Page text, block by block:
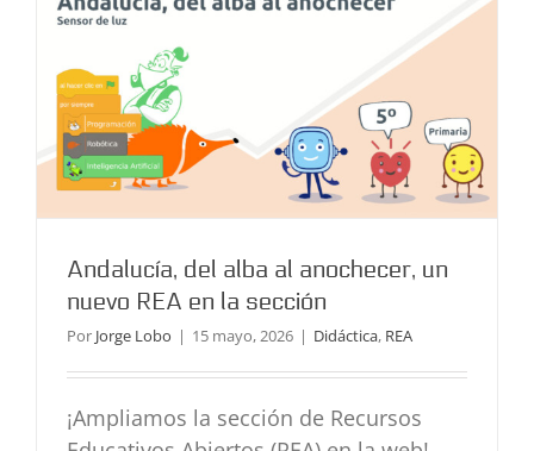
Andalucía, del alba al anochecer, un
nuevo REA en la sección
Por Jorge Lobo | 15 mayo, 2026 | Didáctica, REA
¡Ampliamos la sección de Recursos